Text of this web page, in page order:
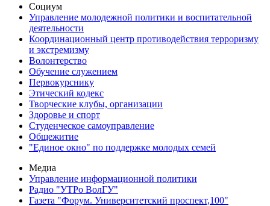
Социум
Управление молодежной политики и воспитательной
деятельности
Координационный центр противодействия терроризму
и экстремизму
Волонтерство
Обучение служением
Первокурснику
Этический кодекс
Творческие клубы, организации
Здоровье и спорт
Студенческое самоуправление
Общежитие
"Единое окно" по поддержке молодых семей
Медиа
Управление информационной политики
Радио "УТРо ВолГУ"
Газета "Форум. Университетский проспект,100"